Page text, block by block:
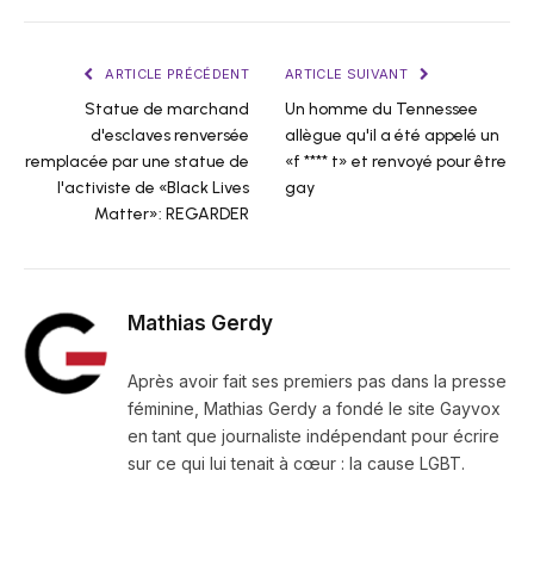
ARTICLE PRÉCÉDENT
Statue de marchand
d'esclaves renversée
remplacée par une statue de
l'activiste de «Black Lives
Matter»: REGARDER
ARTICLE SUIVANT
Un homme du Tennessee
allègue qu'il a été appelé un
«f **** t» et renvoyé pour être
gay
Mathias Gerdy
Après avoir fait ses premiers pas dans la presse
féminine, Mathias Gerdy a fondé le site Gayvox
en tant que journaliste indépendant pour écrire
sur ce qui lui tenait à cœur : la cause LGBT.